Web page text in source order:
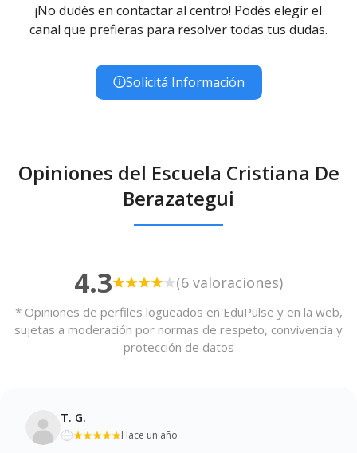
¡No dudés en contactar al centro! Podés elegir el
canal que prefieras para resolver todas tus dudas.
Solicitá Información
Opiniones del Escuela Cristiana De
Berazategui
4.3 (6 valoraciones)
* Opiniones de perfiles logueados en EduPulse y en la web,
sujetas a moderación por normas de respeto, convivencia y
protección de datos
T. G.
Hace un año